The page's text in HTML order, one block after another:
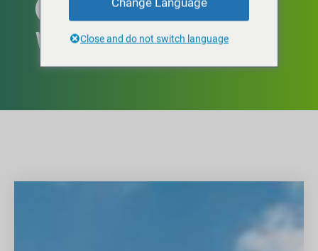
VERFÜGBAR IN NORDAMERIKA
Whitone®
Close and do not switch language